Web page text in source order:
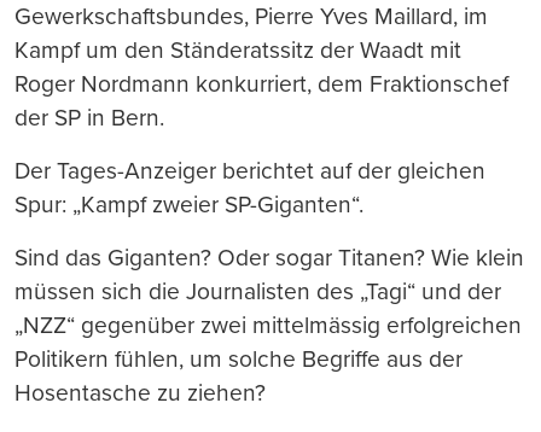
Gewerkschaftsbundes, Pierre Yves Maillard, im
Kampf um den Ständeratssitz der Waadt mit
Roger Nordmann konkurriert, dem Fraktionschef
der SP in Bern.
Der Tages-Anzeiger berichtet auf der gleichen
Spur: „Kampf zweier SP-Giganten“.
Sind das Giganten? Oder sogar Titanen? Wie klein
müssen sich die Journalisten des „Tagi“ und der
„NZZ“ gegenüber zwei mittelmässig erfolgreichen
Politikern fühlen, um solche Begriffe aus der
Hosentasche zu ziehen?